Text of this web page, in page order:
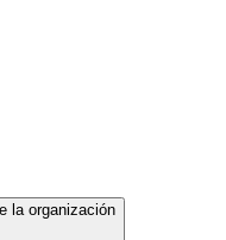
la organización